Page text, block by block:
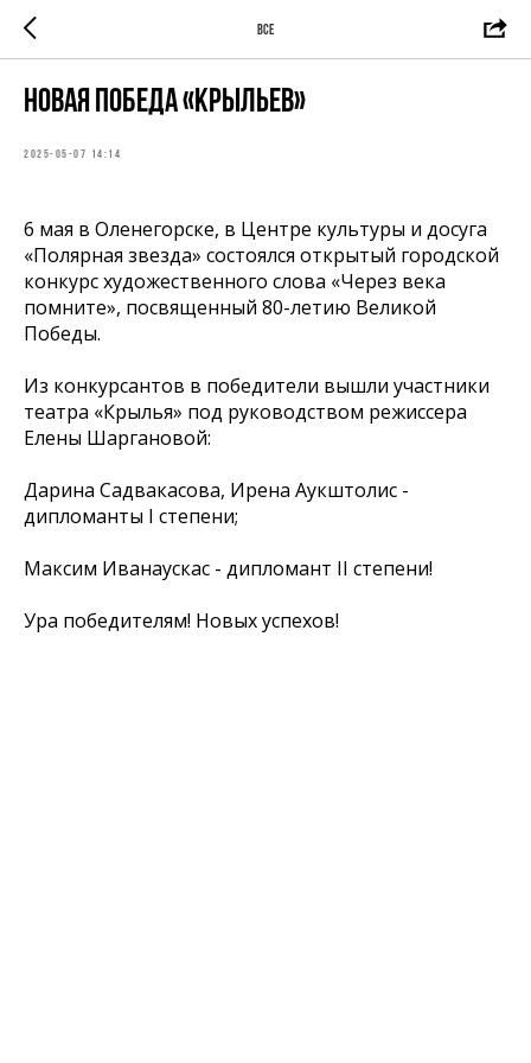
ВСЕ
Новая победа «Крыльев»
2025-05-07 14:14
6 мая в Оленегорске, в Центре культуры и досуга
«Полярная звезда» состоялся открытый городской
конкурс художественного слова «Через века
помните», посвященный 80-летию Великой
Победы.
Из конкурсантов в победители вышли участники
театра «Крылья» под руководством режиссера
Елены Шаргановой:
Дарина Садвакасова, Ирена Аукштолис -
дипломанты I степени;
Максим Иванаускас - дипломант II степени!
Ура победителям! Новых успехов!